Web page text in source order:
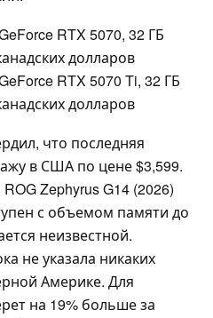
RTX 5070, 32 ГБ
долларов
RTX 5070 Ti, 32 ГБ
долларов
что последняя
в США по цене $3,599.
Zephyrus G14 (2026)
с объемом памяти до
неизвестной.
не указала никаких
Америке. Для
на 19% больше за